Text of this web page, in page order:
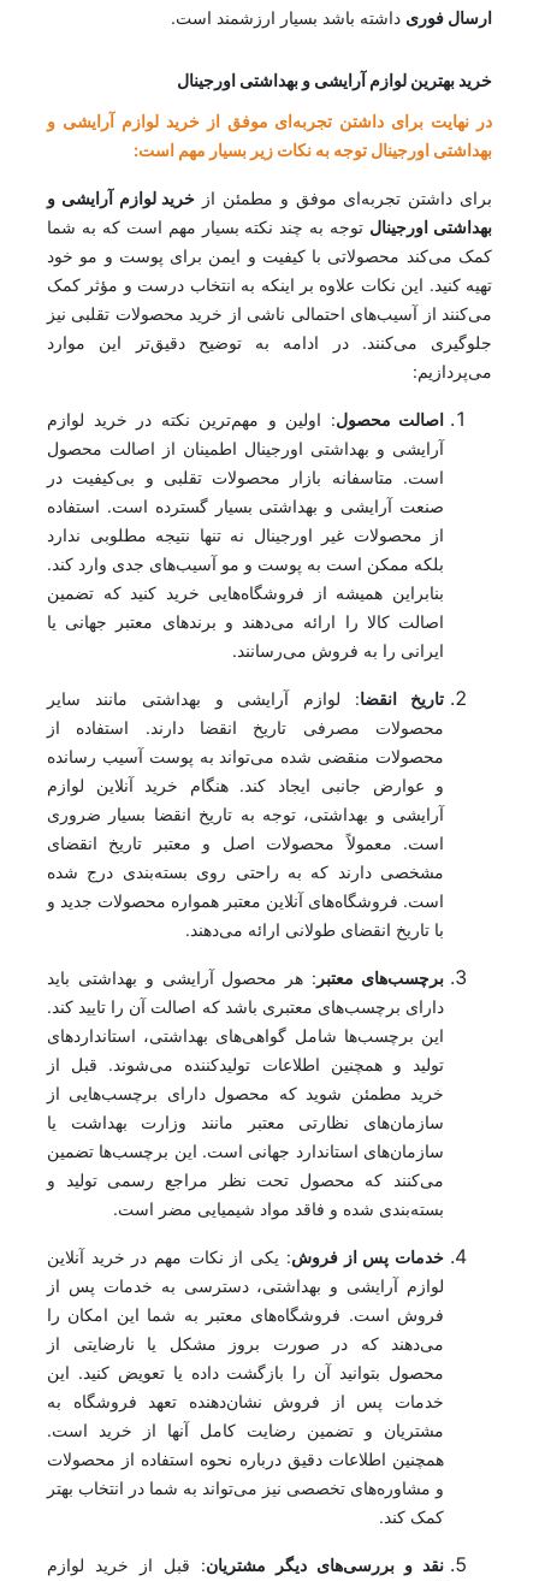
ارسال فوری داشته باشد بسیار ارزشمند است.
خرید بهترین لوازم آرایشی و بهداشتی اورجینال
در نهایت برای داشتن تجربه‌ای موفق از خرید لوازم آرایشی و
بهداشتی اورجینال توجه به نکات زیر بسیار مهم است:
برای داشتن تجربه‌ای موفق و مطمئن از خرید لوازم آرایشی و
بهداشتی اورجینال توجه به چند نکته بسیار مهم است که به شما
کمک می‌کند محصولاتی با کیفیت و ایمن برای پوست و مو خود
تهیه کنید. این نکات علاوه بر اینکه به انتخاب درست و مؤثر کمک
می‌کنند از آسیب‌های احتمالی ناشی از خرید محصولات تقلبی نیز
جلوگیری می‌کنند. در ادامه به توضیح دقیق‌تر این موارد
می‌پردازیم:
اصالت محصول: اولین و مهم‌ترین نکته در خرید لوازم
آرایشی و بهداشتی اورجینال اطمینان از اصالت محصول
است. متاسفانه بازار محصولات تقلبی و بی‌کیفیت در
صنعت آرایشی و بهداشتی بسیار گسترده است. استفاده
از محصولات غیر اورجینال نه تنها نتیجه مطلوبی ندارد
بلکه ممکن است به پوست و مو آسیب‌های جدی وارد کند.
بنابراین همیشه از فروشگاه‌هایی خرید کنید که تضمین
اصالت کالا را ارائه می‌دهند و برندهای معتبر جهانی یا
ایرانی را به فروش می‌رسانند.
تاریخ انقضا: لوازم آرایشی و بهداشتی مانند سایر
محصولات مصرفی تاریخ انقضا دارند. استفاده از
محصولات منقضی شده می‌تواند به پوست آسیب رسانده
و عوارض جانبی ایجاد کند. هنگام خرید آنلاین لوازم
آرایشی و بهداشتی، توجه به تاریخ انقضا بسیار ضروری
است. معمولاً محصولات اصل و معتبر تاریخ انقضای
مشخصی دارند که به راحتی روی بسته‌بندی درج شده
است. فروشگاه‌های آنلاین معتبر همواره محصولات جدید و
با تاریخ انقضای طولانی ارائه می‌دهند.
برچسب‌های معتبر : هر محصول آرایشی و بهداشتی باید
دارای برچسب‌های معتبری باشد که اصالت آن را تایید کند.
این برچسب‌ها شامل گواهی‌های بهداشتی، استانداردهای
تولید و همچنین اطلاعات تولیدکننده می‌شوند. قبل از
خرید مطمئن شوید که محصول دارای برچسب‌هایی از
سازمان‌های نظارتی معتبر مانند وزارت بهداشت یا
سازمان‌های استاندارد جهانی است. این برچسب‌ها تضمین
می‌کنند که محصول تحت نظر مراجع رسمی تولید و
بسته‌بندی شده و فاقد مواد شیمیایی مضر است.
خدمات پس از فروش: یکی از نکات مهم در خرید آنلاین
لوازم آرایشی و بهداشتی، دسترسی به خدمات پس از
فروش است. فروشگاه‌های معتبر به شما این امکان را
می‌دهند که در صورت بروز مشکل یا نارضایتی از
محصول بتوانید آن را بازگشت داده یا تعویض کنید. این
خدمات پس از فروش نشان‌دهنده تعهد فروشگاه به
مشتریان و تضمین رضایت کامل آنها از خرید است.
همچنین اطلاعات دقیق درباره نحوه استفاده از محصولات
و مشاوره‌های تخصصی نیز می‌تواند به شما در انتخاب بهتر
کمک کند.
نقد و بررسی‌های دیگر مشتریان: قبل از خرید لوازم